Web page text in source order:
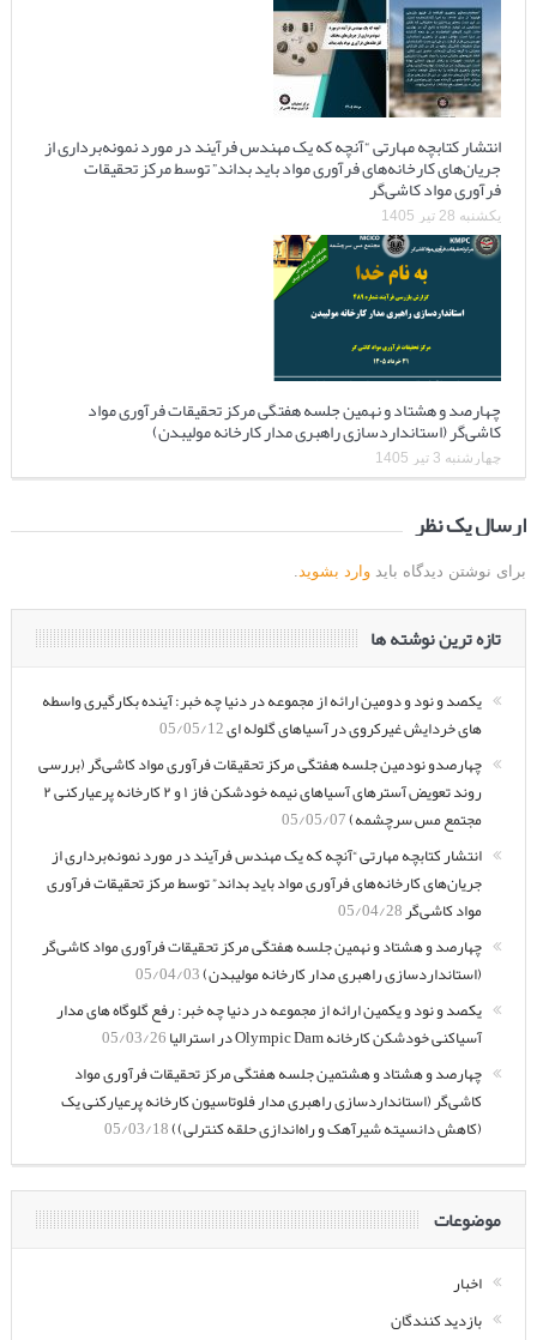
انتشار کتابچه مهارتی “آنچه که یک مهندس فرآیند در مورد نمونه‌برداری از
جریان‌های کارخانه‌های فرآوری مواد باید بداند” توسط مرکز تحقیقات
فرآوری مواد کاشی‌گر
یکشنبه 28 تیر 1405
چهارصد و هشتاد و نهمین جلسه هفتگی مرکز تحقیقات فرآوری مواد
کاشی‌گر (استانداردسازی راهبری مدار کارخانه مولیبدن)
چهارشنبه 3 تیر 1405
ارسال یک نظر
برای نوشتن دیدگاه باید وارد بشوید
تازه ترین نوشته ها
یکصد و نود و دومین ارائه از مجموعه در دنیا چه خبر: آینده بکارگیری واسطه
های خردایش غیرکروی در آسیاهای گلوله ای05/05/12
چهارصدو نودمین جلسه هفتگی مرکز تحقیقات فرآوری مواد کاشی‌گر (بررسی
روند تعویض آسترهای آسیاهای نیمه خودشکن فاز ۱ و ۲ کارخانه پرعیارکنی ۲
مجتمع مس سرچشمه)05/05/07
انتشار کتابچه مهارتی “آنچه که یک مهندس فرآیند در مورد نمونه‌برداری از
جریان‌های کارخانه‌های فرآوری مواد باید بداند” توسط مرکز تحقیقات فرآوری
مواد کاشی‌گر05/04/28
چهارصد و هشتاد و نهمین جلسه هفتگی مرکز تحقیقات فرآوری مواد کاشی‌گر
(استانداردسازی راهبری مدار کارخانه مولیبدن)05/04/03
یکصد و نود و یکمین ارائه از مجموعه در دنیا چه خبر: رفع گلوگاه های مدار
آسیاکنی خودشکن کارخانه Olympic Dam در استرالیا
05/03/26
چهارصد و هشتاد و هشتمین جلسه هفتگی مرکز تحقیقات فرآوری مواد
کاشی‌گر (استانداردسازی راهبری مدار فلوتاسیون کارخانه پرعیارکنی یک
(کاهش دانسیته شیرآهک و راه‌اندازی حلقه کنترلی))05/03/18
موضوعات
اخبار
بازدید کنندگان